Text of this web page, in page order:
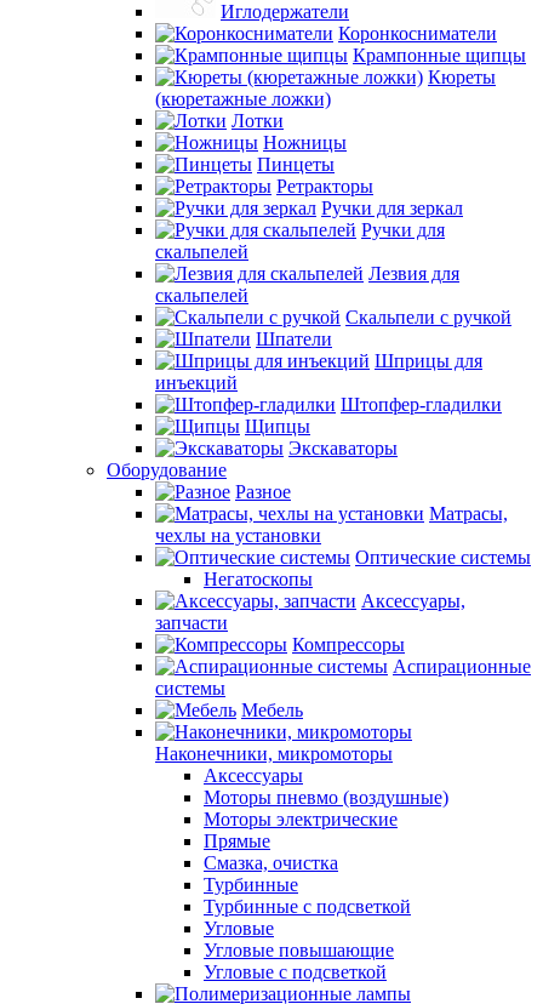
Иглодержатели
Коронкосниматели
Крампонные щипцы
Кюреты
(кюретажные ложки)
Лотки
Ножницы
Пинцеты
Ретракторы
Ручки для зеркал
Ручки для
скальпелей
Лезвия для
скальпелей
Скальпели с ручкой
Шпатели
Шприцы для
инъекций
Штопфер-гладилки
Щипцы
Экскаваторы
Оборудование
Разное
Матрасы,
чехлы на установки
Оптические системы
Негатоскопы
Аксессуары,
запчасти
Компрессоры
Аспирационные
системы
Мебель
Наконечники, микромоторы
Аксессуары
Моторы пневмо (воздушные)
Моторы электрические
Прямые
Смазка, очистка
Турбинные
Турбинные с подсветкой
Угловые
Угловые повышающие
Угловые с подсветкой